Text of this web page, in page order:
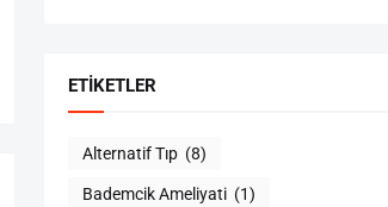
ETIKETLER
Alternatif Tıp (8)
Bademcik Ameliyati (1)